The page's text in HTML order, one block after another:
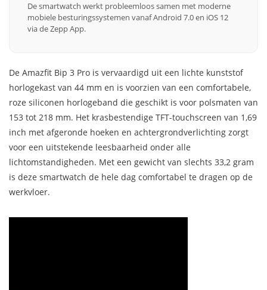
De smartwatch werkt probleemloos samen met moderne
mobiele besturingssystemen vanaf Android 7.0 en iOS 12
via de Zepp App.
De Amazfit Bip 3 Pro is vervaardigd uit een lichte kunststof
horlogekast van 44 mm en is voorzien van een comfortabele,
roze siliconen horlogeband die geschikt is voor polsmaten van
153 tot 218 mm. Het krasbestendige TFT-touchscreen van 1,69
inch met afgeronde hoeken en achtergrondverlichting zorgt
voor een uitstekende leesbaarheid onder alle
lichtomstandigheden. Met een gewicht van slechts 33,2 gram
is deze smartwatch de hele dag comfortabel te dragen op de
werkvloer.